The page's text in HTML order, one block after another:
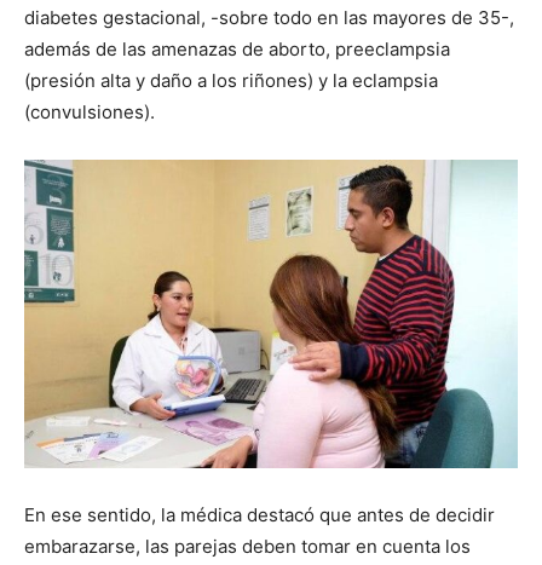
diabetes gestacional, -sobre todo en las mayores de 35-,
además de las amenazas de aborto, preeclampsia
(presión alta y daño a los riñones) y la eclampsia
(convulsiones).
En ese sentido, la médica destacó que antes de decidir
embarazarse, las parejas deben tomar en cuenta los